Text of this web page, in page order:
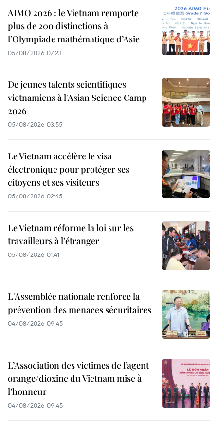
AIMO 2026 : le Vietnam remporte
plus de 200 distinctions à
l’Olympiade mathématique d’Asie
05/08/2026 07:23
De jeunes talents scientifiques
vietnamiens à l'Asian Science Camp
2026
05/08/2026 03:55
Le Vietnam accélère le visa
électronique pour protéger ses
citoyens et ses visiteurs
05/08/2026 02:45
Le Vietnam réforme la loi sur les
travailleurs à l’étranger
05/08/2026 01:41
L'Assemblée nationale renforce la
prévention des menaces sécuritaires
04/08/2026 09:45
L’Association des victimes de l’agent
orange/dioxine du Vietnam mise à
l’honneur
04/08/2026 09:45